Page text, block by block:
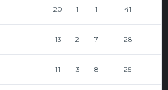
20 1 1 41
13 2 7 28
11 3 8 25